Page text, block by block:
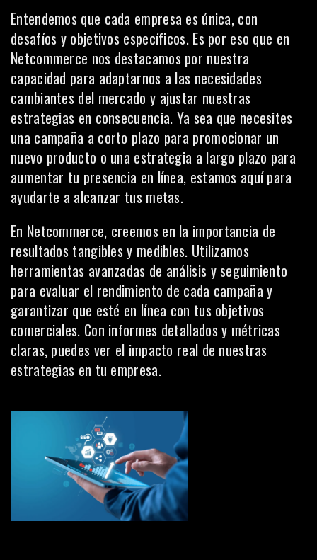
Entendemos que cada empresa es única, con
desafíos y objetivos específicos. Es por eso que en
Netcommerce nos destacamos por nuestra
capacidad para adaptarnos a las necesidades
cambiantes del mercado y ajustar nuestras
estrategias en consecuencia. Ya sea que necesites
una campaña a corto plazo para promocionar un
nuevo producto o una estrategia a largo plazo para
aumentar tu presencia en línea, estamos aquí para
ayudarte a alcanzar tus metas.
En Netcommerce, creemos en la importancia de
resultados tangibles y medibles. Utilizamos
herramientas avanzadas de análisis y seguimiento
para evaluar el rendimiento de cada campaña y
garantizar que esté en línea con tus objetivos
comerciales. Con informes detallados y métricas
claras, puedes ver el impacto real de nuestras
estrategias en tu empresa.